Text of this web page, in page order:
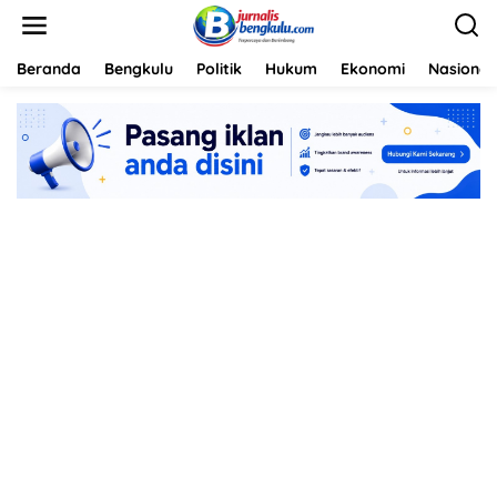
Beranda Bengkulu Politik Hukum Ekonomi Nasional